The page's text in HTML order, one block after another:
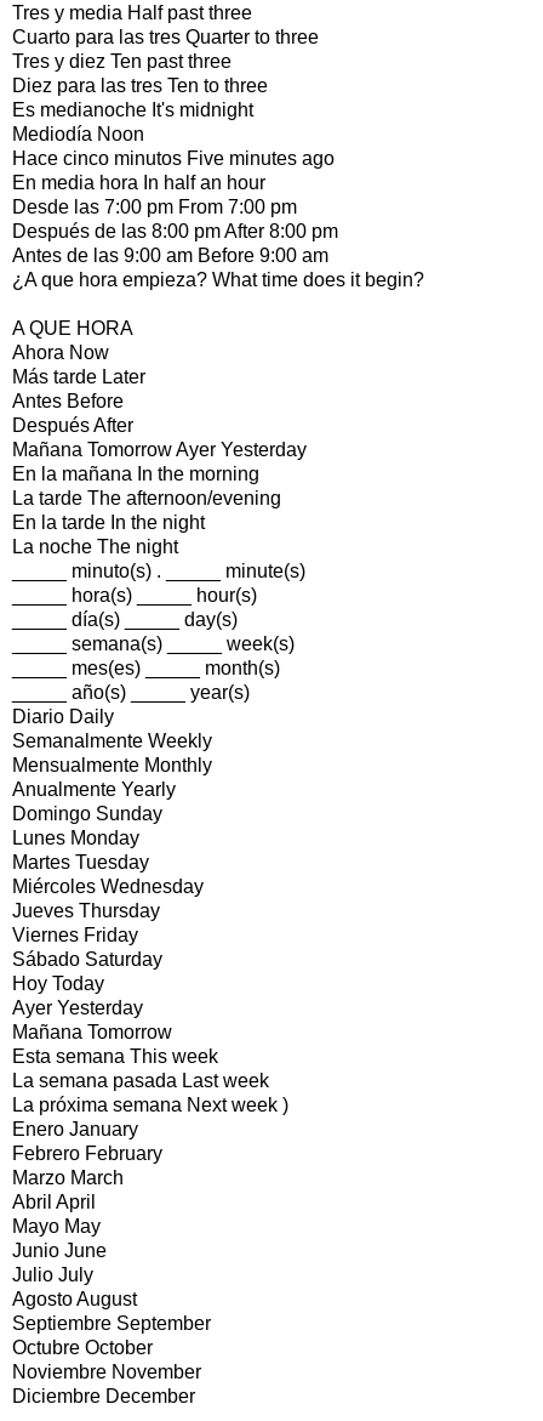
Tres y media Half past three
Cuarto para las tres Quarter to three
Tres y diez Ten past three
Diez para las tres Ten to three
Es medianoche It's midnight
Mediodía Noon
Hace cinco minutos Five minutes ago
En media hora In half an hour
Desde las 7:00 pm From 7:00 pm
Después de las 8:00 pm After 8:00 pm
Antes de las 9:00 am Before 9:00 am
¿A que hora empieza? What time does it begin?
A QUE HORA
Ahora Now
Más tarde Later
Antes Before
Después After
Mañana Tomorrow Ayer Yesterday
En la mañana In the morning
La tarde The afternoon/evening
En la tarde In the night
La noche The night
_____ minuto(s) . _____ minute(s)
_____ hora(s) _____ hour(s)
_____ día(s) _____ day(s)
_____ semana(s) _____ week(s)
_____ mes(es) _____ month(s)
_____ año(s) _____ year(s)
Diario Daily
Semanalmente Weekly
Mensualmente Monthly
Anualmente Yearly
Domingo Sunday
Lunes Monday
Martes Tuesday
Miércoles Wednesday
Jueves Thursday
Viernes Friday
Sábado Saturday
Hoy Today
Ayer Yesterday
Mañana Tomorrow
Esta semana This week
La semana pasada Last week
La próxima semana Next week )
Enero January
Febrero February
Marzo March
Abril April
Mayo May
Junio June
Julio July
Agosto August
Septiembre September
Octubre October
Noviembre November
Diciembre December